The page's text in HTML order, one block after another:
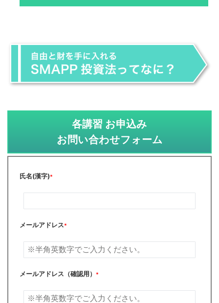
各講習 お申込み
お問い合わせフォーム
氏名(漢字)*
メールアドレス*
メールアドレス（確認用） *